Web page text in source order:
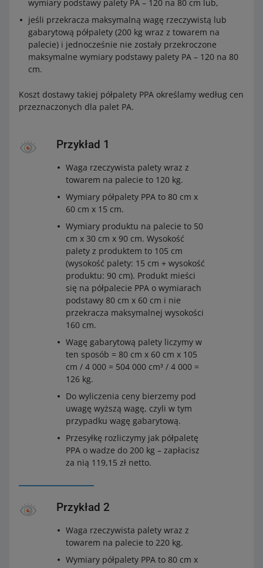
wymiary podstawy palety PA – 120 na 80 cm lub,
jeśli przekracza maksymalną wagę rzeczywistą lub
gabarytową półpalety (200 kg wraz z towarem na
palecie) i jednocześnie nie zostały przekroczone
maksymalne wymiary podstawy palety PA – 120 na 80
cm.
Koszt dostawy takiej półpalety PPA określamy według cen
przeznaczonych dla palet PA.
Przykład 1
Waga rzeczywista palety wraz z
towarem na palecie to 120 kg.
Wymiary półpalety PPA to 80 cm x
60 cm x 15 cm.
Wymiary produktu na palecie to 50
cm x 30 cm x 90 cm. Wysokość
palety z produktem to 105 cm
(wysokość palety: 15 cm + wysokość
produktu: 90 cm). Produkt mieści
się na półpalecie PPA o wymiarach
podstawy 80 cm x 60 cm i nie
przekracza maksymalnej wysokości
160 cm.
Wagę gabarytową palety liczymy w
ten sposób = 80 cm x 60 cm x 105
cm / 4 000 = 504 000 cm³ / 4 000 =
126 kg.
Do wyliczenia ceny bierzemy pod
uwagę wyższą wagę, czyli w tym
przypadku wagę gabarytową.
Przesyłkę rozliczymy jak półpaletę
PPA o wadze do 200 kg – zapłacisz
za nią 119,15 zł netto.
Przykład 2
Waga rzeczywista palety wraz z
towarem na palecie to 220 kg.
Wymiary półpalety PPA to 80 cm x